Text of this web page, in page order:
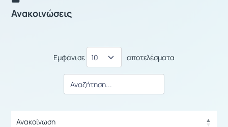
Ανακοινώσεις
Εμφάνισε αποτελέσματα
Ανακοίνωση